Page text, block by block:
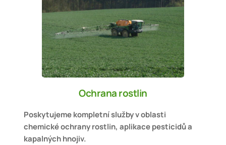
Ochrana rostlin
Poskytujeme kompletní služby v oblasti
chemické ochrany rostlin, aplikace pesticidů a
kapalných hnojiv.